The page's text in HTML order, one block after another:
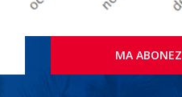
MA ABONEZ